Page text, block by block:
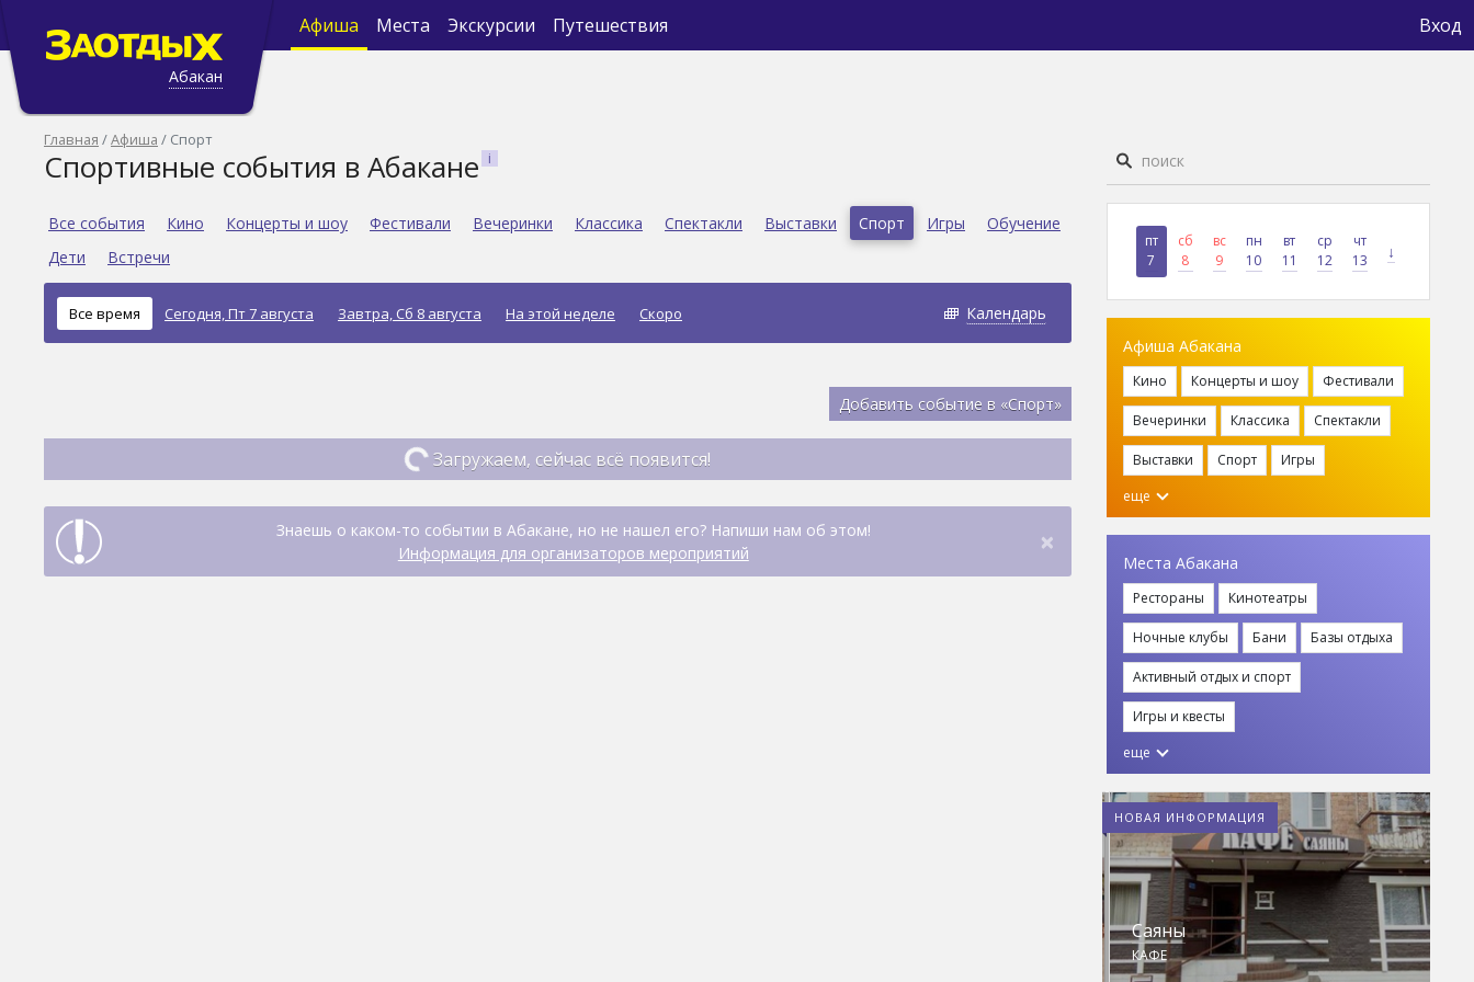
Абакан
Афиша Места Экскурсии Путешествия Вход
Главная Афиша Спорт
Спортивные события в Абакане
Все события Кино Концерты и шоу Фестивали Вечеринки Классика Спектакли Выставки Спорт Игры
Обучение
Дети
Встречи
Все время Сегодня, Пт 7 августа Завтра, Сб 8 августа На этой неделе Скоро Календарь
Добавить событие в «Спорт»
Загружаем, сейчас всё появится!
Знаешь о каком-то событии в Абакане, но не нашел его? Напиши нам об этом!
Информация для организаторов мероприятий
×
пт
7
сб
8
вс
9
пн
10
вт
11
ср
12
чт
13
↓
Афиша Абакана
Кино Концерты и шоу Фестивали
Вечеринки Классика Спектакли
Выставки Спорт
Игры
еще
Места Абакана
Рестораны Кинотеатры
Ночные клубы Бани Базы отдыха
Активный отдых и спорт
Игры и квесты
еще
НОВАЯ ИНФОРМАЦИЯ
Сытный дворик
КАФЕ